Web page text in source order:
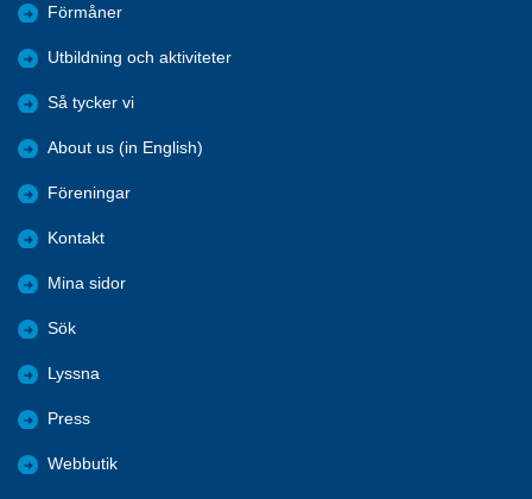
Förmåner
Utbildning och aktiviteter
Så tycker vi
About us (in English)
Föreningar
Kontakt
Mina sidor
Sök
Lyssna
Press
Webbutik